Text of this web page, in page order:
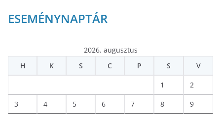
ESEMÉNYNAPTÁR
2026. augusztus
H
K S C P S V
1 2
3 4 5 6 7 8 9